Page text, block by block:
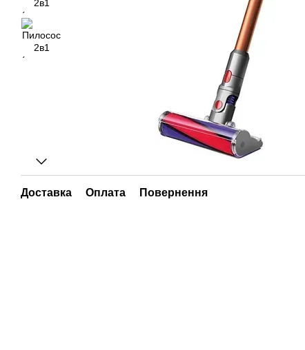
Доставка Оплата Повернення